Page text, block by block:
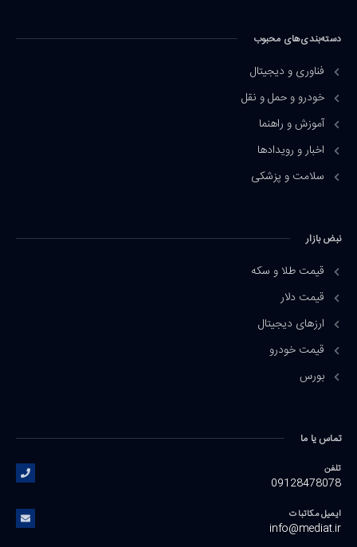
دسته‌بندی‌های محبوب
فناوری و دیجیتال
خودرو و حمل و نقل
آموزش و راهنما
اخبار و رویدادها
سلامت و پزشکی
نبض بازار
قیمت طلا و سکه
قیمت دلار
ارزهای دیجیتال
قیمت خودرو
بورس
تماس یا ما
تلفن
09128478078
ایمیل مکاتبات
info@mediat.ir